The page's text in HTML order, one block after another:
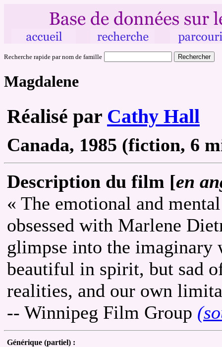
Recherche rapide par nom de famille
Magdalene
Réalisé par Cathy Hall
Canada, 1985 (fiction, 6
Description du film [en
« The emotional and
obsessed with Marlene
glimpse into the imaginary
beautiful in spirit, but sad
realities, and our own
-- Winnipeg Film Group
Générique (partiel) :